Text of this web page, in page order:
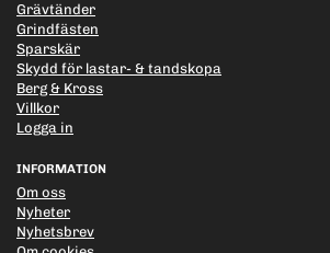
Grävtänder
Grindfästen
Sparskär
Skydd för lastar- & tandskopa
Berg & Kross
Villkor
Logga in
INFORMATION
Om oss
Nyheter
Nyhetsbrev